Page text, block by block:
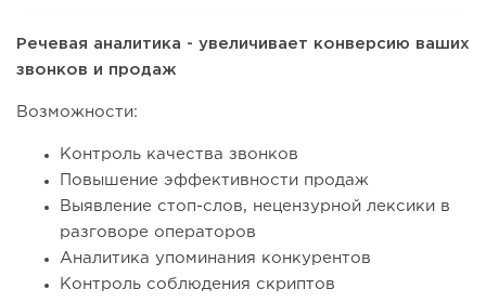
Речевая аналитика - увеличивает конверсию ваших
звонков и продаж
Возможности:
Контроль качества звонков
Повышение эффективности продаж
Выявление стоп-слов, нецензурной лексики в
разговоре операторов
Аналитика упоминания конкурентов
Контроль соблюдения скриптов